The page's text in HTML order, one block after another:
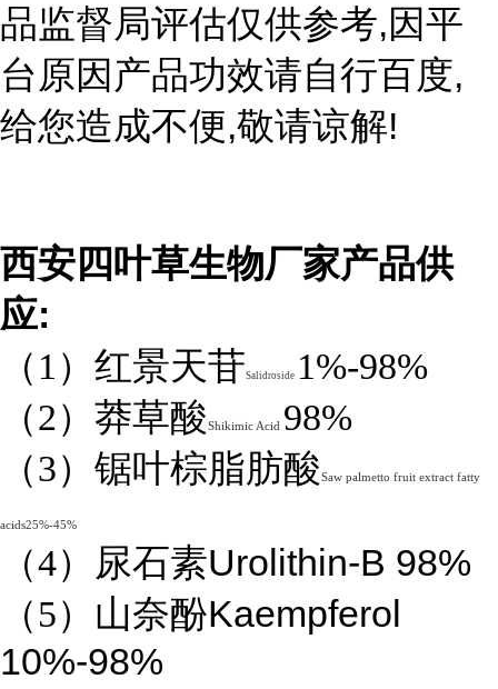
品监督局评估仅供参考,因平
台原因产品功效请自行百度,
给您造成不便,敬请谅解!
西安四叶草生物厂家产品供
应:
（1）红景天苷Salidroside 1%-98%
（2）莽草酸Shikimic Acid 98%
（3）锯叶棕脂肪酸Saw palmetto fruit extract fatty
acids25%-45%
（4） 尿石素Urolithin-B 98%
（5）山奈酚Kaempferol
10%-98%